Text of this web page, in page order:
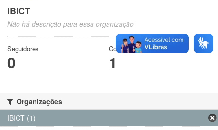
IBICT
Não há descrição para essa organização
Seguidores
0
Conjuntos de dados
1
Organizações
IBICT (1)